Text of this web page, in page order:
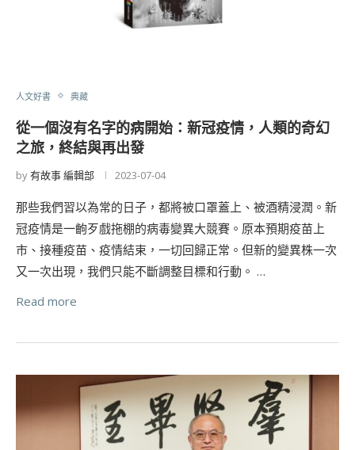
人文好書 典藏
從一個沒有名字的病開始：新冠疫情，人類的奇幻
之旅，終結與再出發
by有故事 編輯部 2023-07-04
那些我們習以為常的日子，都將被口罩蓋上、被酒精浸潤。新
冠疫情是一齣歹戲拖棚的病毒變異大競賽。原本預期疫苗上
市、接種疫苗、疫情結束，一切回歸正常。但新的變異株一次
又一次出現，我們只能不斷調整目標和行動。 …
Read more